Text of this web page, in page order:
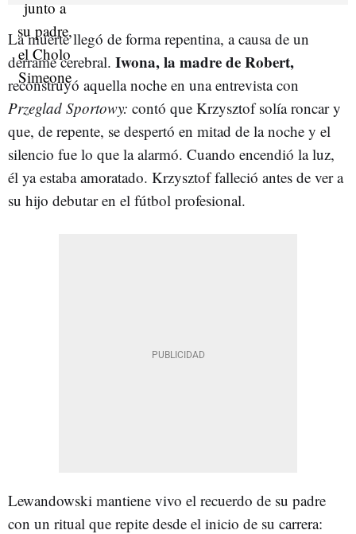
La muerte llegó de forma repentina, a causa de un
derrame cerebral. Iwona, la madre de Robert,
reconstruyó aquella noche en una entrevista con
Przeglad Sportowy: contó que Krzysztof solía roncar y
que, de repente, se despertó en mitad de la noche y el
silencio fue lo que la alarmó. Cuando encendió la luz,
él ya estaba amoratado. Krzysztof falleció antes de ver a
su hijo debutar en el fútbol profesional.
Lewandowski mantiene vivo el recuerdo de su padre
con un ritual que repite desde el inicio de su carrera: